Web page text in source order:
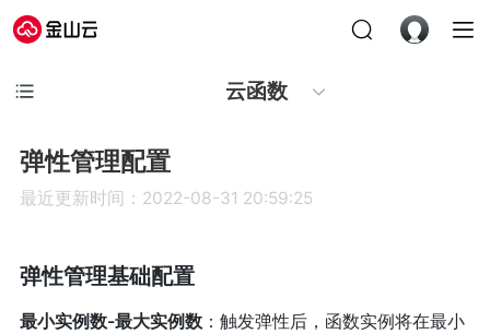
云函数
弹性管理配置
最近更新时间：2022-08-31 20:59:25
弹性管理基础配置
最小实例数-最大实例数：触发弹性后，函数实例将在最小